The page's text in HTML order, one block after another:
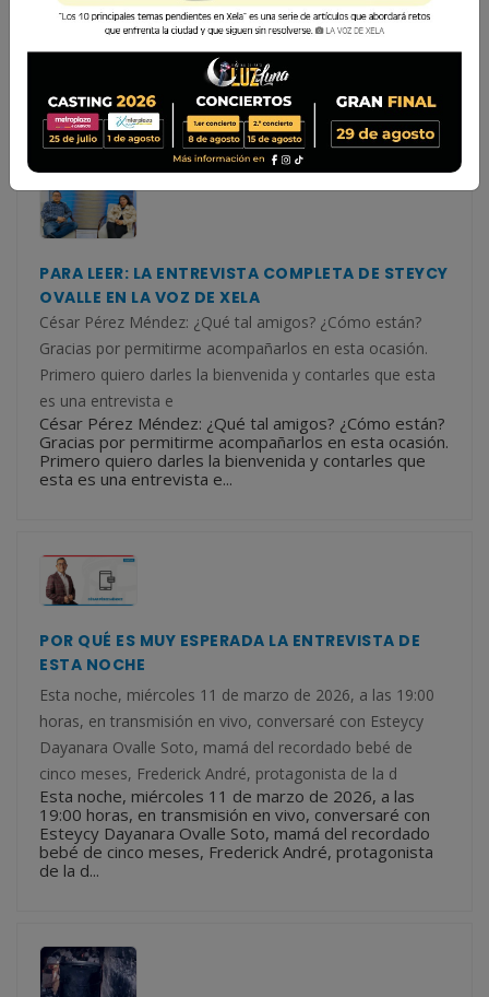
Muchas de las ideas de este artículo fueron publicadas
por la Inteligencia Artificial y, desde luego, son
importantes y llenas de contenido, porque invitan a la
reflexión. ¿Cómo puede describirse al hombre? Es un
ser h...
PARA LEER: LA ENTREVISTA COMPLETA DE STEYCY
OVALLE EN LA VOZ DE XELA
César Pérez Méndez: ¿Qué tal amigos? ¿Cómo están?
Gracias por permitirme acompañarlos en esta ocasión.
Primero quiero darles la bienvenida y contarles que esta
es una entrevista e
César Pérez Méndez: ¿Qué tal amigos? ¿Cómo están?
Gracias por permitirme acompañarlos en esta ocasión.
Primero quiero darles la bienvenida y contarles que
esta es una entrevista e...
POR QUÉ ES MUY ESPERADA LA ENTREVISTA DE
ESTA NOCHE
Esta noche, miércoles 11 de marzo de 2026, a las 19:00
horas, en transmisión en vivo, conversaré con Esteycy
Dayanara Ovalle Soto, mamá del recordado bebé de
cinco meses, Frederick André, protagonista de la d
Esta noche, miércoles 11 de marzo de 2026, a las
19:00 horas, en transmisión en vivo, conversaré con
Esteycy Dayanara Ovalle Soto, mamá del recordado
bebé de cinco meses, Frederick André, protagonista
de la d...